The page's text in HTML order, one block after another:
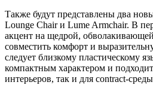
Также будут представлены два
Lounge Chair и Lume Armchair. В
акцент на щедрой, обволакивающей
совместить комфорт и
следует близкому пластическому
компактным характером и
интерьеров, так и для contract-